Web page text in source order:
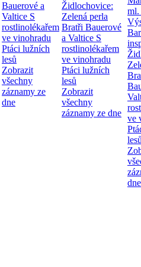
Bauerové a
Valtice S
rostlinolékařem
ve vinohradu
Ptáci lužních
lesů
Zobrazit
všechny
záznamy ze
dne
Židlochovice:
Zelená perla
Bratři Bauerové
a Valtice S
rostlinolékařem
ve vinohradu
Ptáci lužních
lesů
Zobrazit
všechny
záznamy ze dne
ml.
ve
dne